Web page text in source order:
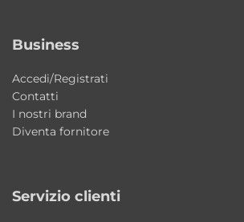
sensazione al contatto. La
essenziale della vasca e si
in qualsiasi progetto bagno.
propria casa una vasca
Business
Accedi/Registrati
Contatti
I nostri brand
Diventa fornitore
Servizio clienti